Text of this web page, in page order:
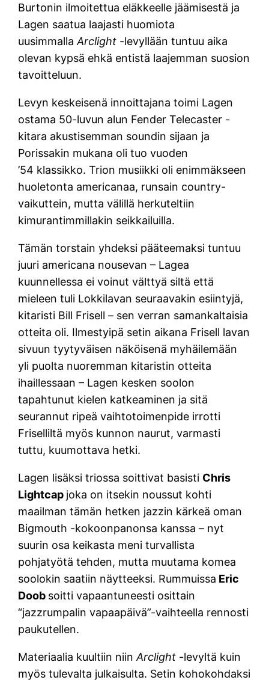
Burtonin ilmoitettua eläkkeelle jäämisestä ja
Lagen saatua laajasti huomiota
uusimmallaArclight -levyllään tuntuu aika
olevan kypsä ehkä entistä laajemman suosion
tavoitteluun.
Levyn keskeisenä innoittajana toimi Lagen
ostama 50-luvun alun Fender Telecaster -
kitara akustisemman soundin sijaan ja
Porissakin mukana oli tuo vuoden
’54 klassikko. Trion musiikki oli enimmäkseen
huoletonta americanaa, runsain country-
vaikuttein, mutta välillä herkuteltiin
kimurantimmillakin seikkailuilla.
Tämän torstain yhdeksi pääteemaksi tuntuu
juuri americana nousevan – Lagea
kuunnellessa ei voinut välttyä siltä että
mieleen tuli Lokkilavan seuraavakin esiintyjä,
kitaristi Bill Frisell – sen verran samankaltaisia
otteita oli. Ilmestyipä setin aikana Frisell lavan
sivuun tyytyväisen näköisenä myhäilemään
yli puolta nuoremman kitaristin otteita
ihaillessaan – Lagen kesken soolon
tapahtunut kielen katkeaminen ja sitä
seurannut ripeä vaihtotoimenpide irrotti
Friselliltä myös kunnon naurut, varmasti
tuttu, kuumottava hetki.
Lagen lisäksi triossa soittivat basisti Chris
Lightcap joka on itsekin noussut kohti
maailman tämän hetken jazzin kärkeä oman
Bigmouth -kokoonpanonsa kanssa – nyt
suurin osa keikasta meni turvallista
pohjatyötä tehden, mutta muutama komea
soolokin saatiin näytteeksi. Rummuissa Eric
Doob soitti vapaantuneesti osittain
“jazzrumpalin vapaapäivä”-vaihteella rennosti
paukutellen.
Materiaalia kuultiin niinArclight -levyltä kuin
myös tulevalta julkaisulta. Setin kohokohdaksi